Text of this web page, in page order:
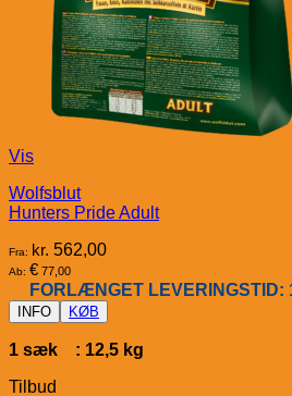
Vis
Wolfsblut
Hunters Pride Adult
Fra: kr. 562,00
Ab: € 77,00
FORLÆNGET LEVERINGSTID:
INFO KØB
1 sæk : 12,5 kg
Tilbud